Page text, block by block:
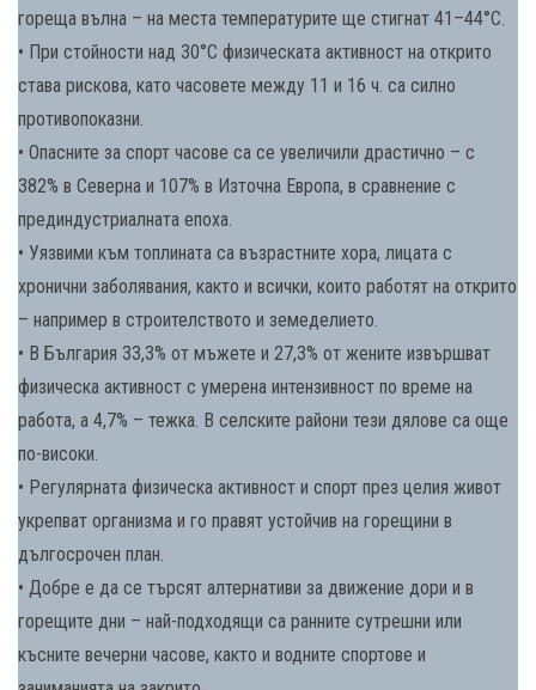
гореща вълна – на места температурите ще стигнат 41–44°C.
• При стойности над 30°C физическата активност на открито
става рискова, като часовете между 11 и 16 ч. са силно
противопоказни.
• Опасните за спорт часове са се увеличили драстично – с
382% в Северна и 107% в Източна Европа, в сравнение с
прединдустриалната епоха.
• Уязвими към топлината са възрастните хора, лицата с
хронични заболявания, както и всички, които работят на открито
– например в строителството и земеделието.
• В България 33,3% от мъжете и 27,3% от жените извършват
физическа активност с умерена интензивност по време на
работа, а 4,7% – тежка. В селските райони тези дялове са още
по-високи.
• Регулярната физическа активност и спорт през целия живот
укрепват организма и го правят устойчив на горещини в
дългосрочен план.
• Добре е да се търсят алтернативи за движение дори и в
горещите дни – най-подходящи са ранните сутрешни или
късните вечерни часове, както и водните спортове и